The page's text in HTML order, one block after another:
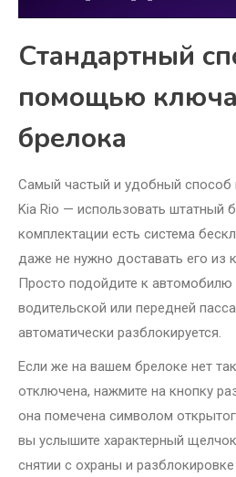
Стандартный
помощью
брелока
Самый частый и удобный способ
Kia Rio — использовать штатный
комплектации есть система
даже не нужно доставать его из
Просто подойдите к автомобилю
водительской или передней
автоматически разблокируется.
Если же на вашем брелоке нет
отключена, нажмите на кнопку
она помечена символом
вы услышите характерный
снятии с охраны и